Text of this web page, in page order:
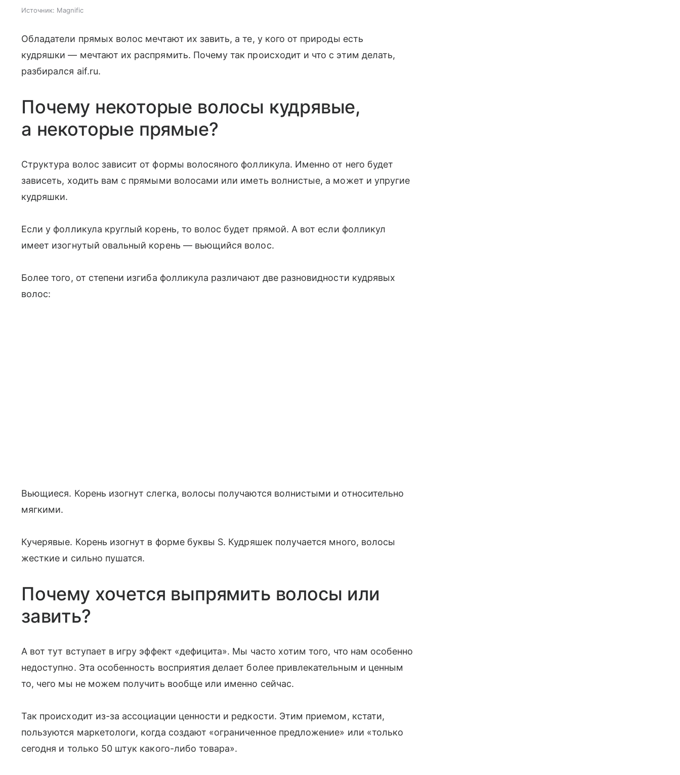
Источник: Magnific
Обладатели прямых волос мечтают их завить, а те, у кого от природы есть
кудряшки — мечтают их распрямить. Почему так происходит и что с этим делать,
разбирался aif.ru.
Почему некоторые волосы кудрявые,
а некоторые прямые?
Структура волос зависит от формы волосяного фолликула. Именно от него будет
зависеть, ходить вам с прямыми волосами или иметь волнистые, а может и упругие
кудряшки.
Если у фолликула круглый корень, то волос будет прямой. А вот если фолликул
имеет изогнутый овальный корень — вьющийся волос.
Более того, от степени изгиба фолликула различают две разновидности кудрявых
волос:
Вьющиеся. Корень изогнут слегка, волосы получаются волнистыми и относительно
мягкими.
Кучерявые. Корень изогнут в форме буквы S. Кудряшек получается много, волосы
жесткие и сильно пушатся.
Почему хочется выпрямить волосы или
завить?
А вот тут вступает в игру эффект «дефицита». Мы часто хотим того, что нам особенно
недоступно. Эта особенность восприятия делает более привлекательным и ценным
то, чего мы не можем получить вообще или именно сейчас.
Так происходит из-за ассоциации ценности и редкости. Этим приемом, кстати,
пользуются маркетологи, когда создают «ограниченное предложение» или «только
сегодня и только 50 штук какого-либо товара».